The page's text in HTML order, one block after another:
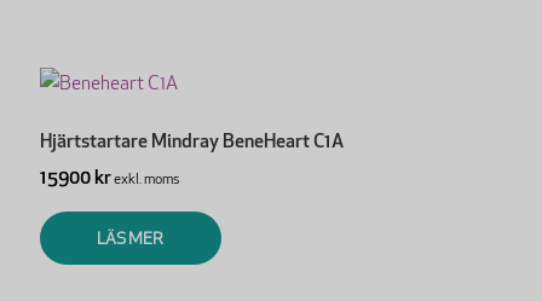
Hjärtstartare Mindray BeneHeart C1A
15900 krexkl. moms
LÄS MER